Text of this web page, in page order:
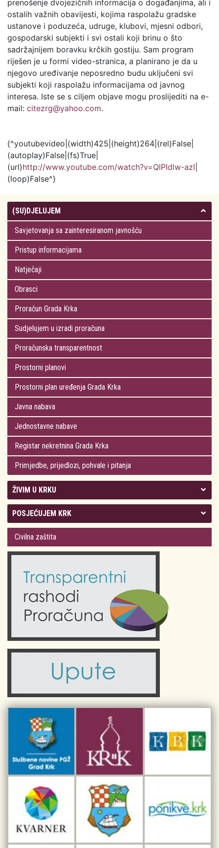
prenošenje dvojezičnih informacija o događanjima, ali i
ostalih važnih obavijesti, kojima raspolažu gradske
ustanove i poduzeća, udruge, klubovi, mjesni odbori,
gospodarski subjekti i svi ostali koji brinu o što
sadržajnijem boravku krčkih gostiju. Sam program
riješen je u formi video-stranica, a planirano je da u
njegovo uređivanje neposredno budu uključeni svi
subjekti koji raspolažu informacijama od javnog
interesa. Iste se s ciljem objave mogu proslijediti na e-
mail: citezrg@yahoo.com.
{^youtubevideo|(width)425|(height)264|(rel)False|
(autoplay)False|(fs)True|
(url)http://www.youtube.com/watch?v=QlPIdlw-azI
(loop)False^}
(SU)DJELUJEM
Savjetovanja sa zainteresiranom javnošću
Pristup informacijama
Natječaji
Obrasci
Proračun Grada Krka
Sudjelujem u izradi proračuna
Proračunska transparentnost
Prostorni planovi
Prostorni plan uređenja Grada Krka
Javna nabava
Jednostavne nabave
Registar nekretnina Grada Krka
Primjedbe, prijedlozi, pohvale i pitanja
ŽIVIM U KRKU
Kolegij gradonačelnika
Gradsko vijeće
Odluke Grada Krka (Službene novine PGŽ)
Obrazovanje
Komunalne usluge
Civilni sektor (arhiva udruga)
Sport i rekreacija
POSJEĆUJEM KRK
Plan Grada Krka
Krk 360° VR panorama
Krk uživo
Fotogalerije
Kalendar događanja
Turistička zajednica otoka Krka
Kulturno-turistička ruta Putovima Frankopana
Dar iz Krka
Interpretacijski centar pomorske baštine
Civilna zaštita